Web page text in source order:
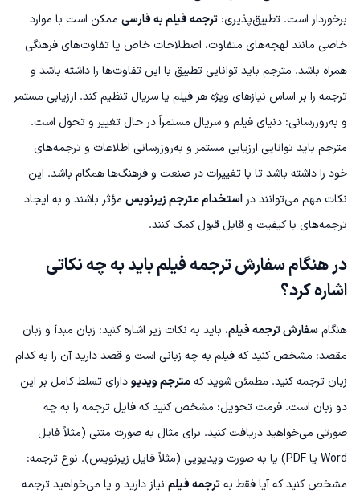
برخوردار است. تطبیق‌پذیری: ترجمه فیلم به فارسی ممکن است با موارد
خاصی مانند لهجه‌های متفاوت، اصطلاحات خاص یا تفاوت‌های فرهنگی
همراه باشد. مترجم باید توانایی تطبیق با این تفاوت‌ها را داشته باشد و
ترجمه را بر اساس نیازهای ویژه هر فیلم یا سریال تنظیم کند. ارزیابی مستمر
و به‌روزرسانی: دنیای فیلم و سریال مستمراً در حال تغییر و تحول است.
مترجم باید توانایی ارزیابی مستمر و به‌روزرسانی اطلاعات و ترجمه‌های
خود را داشته باشد تا با تغییرات در صنعت و فرهنگ‌ها همگام باشد. این
نکات مهم می‌توانند دراستخدام مترجم زیرنویس مؤثر باشند و به ایجاد
ترجمه‌های با کیفیت و قابل قبول کمک کنند.
در هنگام سفارش ترجمه فیلم باید به چه نکاتی
اشاره کرد؟
هنگامسفارش ترجمه فیلم، باید به نکات زیر اشاره کنید: زبان مبدأ و زبان
مقصد: مشخص کنید که فیلم به چه زبانی است و قصد دارید آن را به کدام
زبان ترجمه کنید. مطمئن شوید کهمترجم ویدیودارای تسلط کامل بر این
دو زبان است. فرمت تحویل: مشخص کنید که فایل ترجمه را به چه
صورتی می‌خواهید دریافت کنید. برای مثال به صورت متنی (مثلاً فایل
Word یا PDF) یا به صورت ویدیویی (مثلاً فایل زیرنویس).
نوع ترجمه:
مشخص کنید که آیا فقط به ترجمه فیلم نیاز دارید و یا می‌خواهید ترجمه